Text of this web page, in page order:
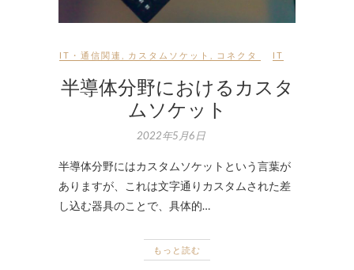
IT・通信関連 カスタムソケット コネクタ IT
半導体分野におけるカスタ
ムソケット
2022年5月6日
半導体分野にはカスタムソケットという言葉が
ありますが、これは文字通りカスタムされた差
し込む器具のことで、具体的…
もっと読む